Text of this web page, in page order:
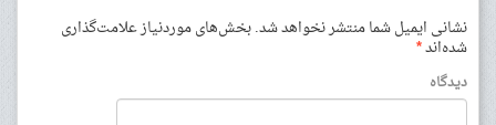
نشانی ایمیل شما منتشر نخواهد شد.بخش‌های موردنیاز علامت‌گذاری
شده‌اند*
دیدگاه